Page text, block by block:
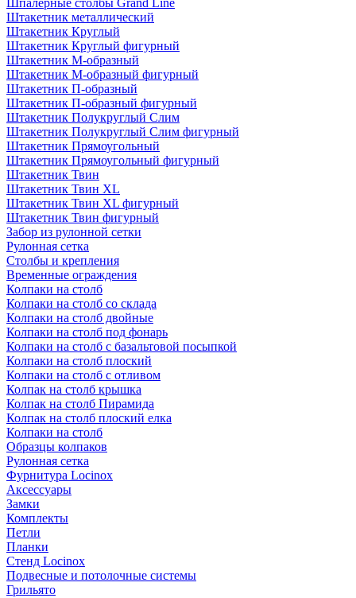
Шпалерные столбы Grand Line
Штакетник металлический
Штакетник Круглый
Штакетник Круглый фигурный
Штакетник М-образный
Штакетник М-образный фигурный
Штакетник П-образный
Штакетник П-образный фигурный
Штакетник Полукруглый Слим
Штакетник Полукруглый Слим фигурный
Штакетник Прямоугольный
Штакетник Прямоугольный фигурный
Штакетник Твин
Штакетник Твин XL
Штакетник Твин XL фигурный
Штакетник Твин фигурный
Забор из рулонной сетки
Рулонная сетка
Столбы и крепления
Временные ограждения
Колпаки на столб
Колпаки на столб со склада
Колпаки на столб двoйные
Колпаки на столб под фонарь
Колпаки на столб с базальтовой посыпкой
Колпаки на столб плоский
Колпаки на столб с отливом
Колпак на столб крышка
Колпак на столб Пирамида
Колпак на столб плоский елка
Колпаки на столб
Образцы колпаков
Рулонная сетка
Фурнитура Locinox
Аксессуары
Замки
Комплекты
Петли
Планки
Стенд Locinox
Подвесные и потолочные системы
Грильято